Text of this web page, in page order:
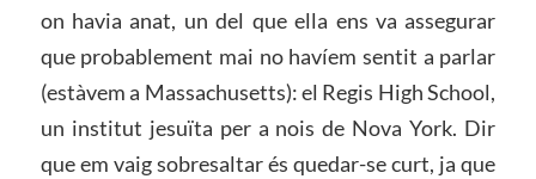
on havia anat, un del que ella ens va assegurar
que probablement mai no havíem sentit a parlar
(estàvem a Massachusetts): el Regis High School,
un institut jesuïta per a nois de Nova York. Dir
que em vaig sobresaltar és quedar-se curt, ja que